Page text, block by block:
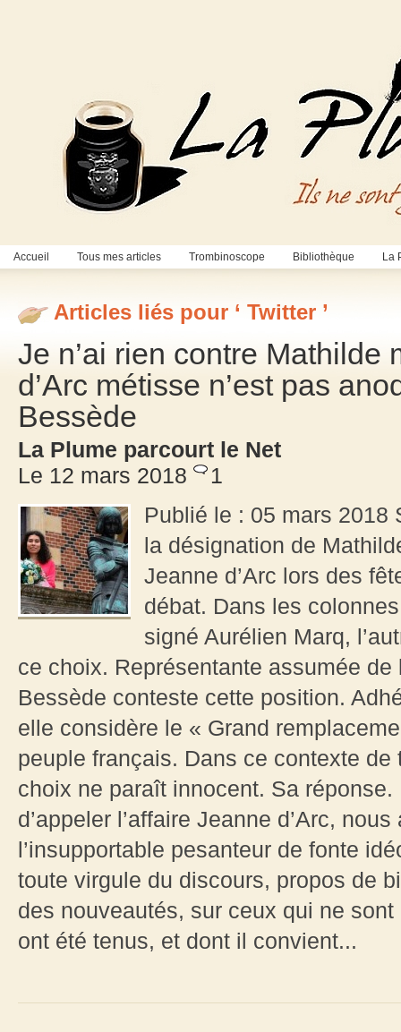
Accueil Tous mes articles Trombinoscope Bibliothèque La
Articles liés pour ‘ Twitter ’
Je n’ai rien contre Mathilde
d’Arc métisse n’est pas
Bessède
La Plume parcourt le Net
Le 12 mars 2018
1
Publié le : 05 mars 2018
la désignation de
Jeanne d’Arc lors des
débat. Dans les
signé Aurélien Marq,
ce choix. Représentante assumée
Bessède conteste cette position.
elle considère le « Grand
peuple français. Dans ce contexte
choix ne paraît innocent. Sa
d’appeler l’affaire Jeanne d’Arc,
l’insupportable pesanteur de fonte
toute virgule du discours, propos de
des nouveautés, sur ceux qui ne
ont été tenus, et dont il convient...